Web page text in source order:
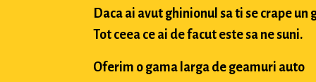
Daca ai avut ghinionul sa ti se crape
Tot ceea ce ai de facut este sa ne suni.
Oferim o gama larga de geamuri auto